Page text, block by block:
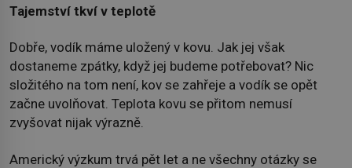
Tajemství tkví v teplotě
Dobře, vodík máme uložený v kovu. Jak jej však
dostaneme zpátky, když jej budeme potřebovat? Nic
složitého na tom není, kov se zahřeje a vodík se opět
začne uvolňovat. Teplota kovu se přitom nemusí
zvyšovat nijak výrazně.
Americký výzkum trvá pět let a ne všechny otázky se